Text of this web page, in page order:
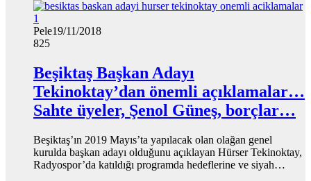
Pele19/11/2018
825
Beşiktaş Başkan Adayı
Tekinoktay’dan önemli açıklamalar…
Sahte üyeler, Şenol Güneş, borçlar…
Beşiktaş’ın 2019 Mayıs’ta yapılacak olan olağan genel
kurulda başkan adayı olduğunu açıklayan Hürser Tekinoktay,
Radyospor’da katıldığı programda hedeflerine ve siyah…